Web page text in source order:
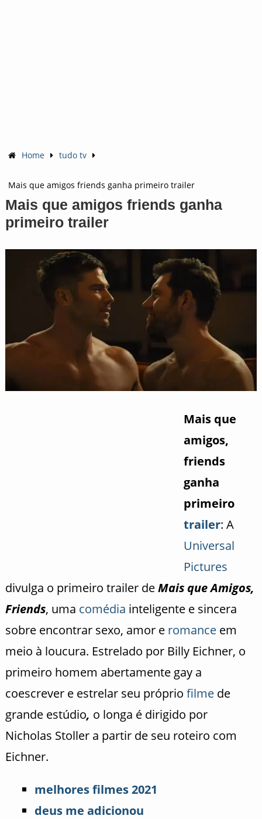
Home tudo tv
Mais que amigos friends ganha primeiro trailer
Mais que amigos friends ganha
primeiro trailer
Mais que
amigos,
friends
ganha
primeiro
trailer: A
Universal
Pictures
divulga o primeiro trailer deMais que Amigos,
Friends, uma comédia inteligente e sincera
sobre encontrar sexo, amor e romanceem
meio à loucura. Estrelado por Billy Eichner, o
primeiro homem abertamente gay a
coescrever e estrelar seu próprio filmede
grande estúdio, o longa é dirigido por
Nicholas Stoller a partir de seu roteiro com
Eichner.
melhores filmes 2021
deus me adicionou